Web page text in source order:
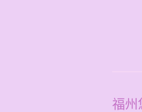
福州